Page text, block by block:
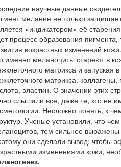
научные данные
меланин не только
«индикатором» её
процесс образования
возрастных изменений
именно меланоциты стареют в
матрикса и запуская
матрикса:
эластин. О значении этих
слышали все, даже те, кто не
Несложно понять, к
Ученые установили, что
тем сильнее
они сделали вывод: чтобы
изменениями кожи,